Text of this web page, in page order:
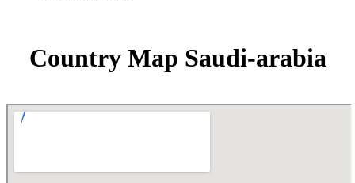
Country Map Saudi-arabia